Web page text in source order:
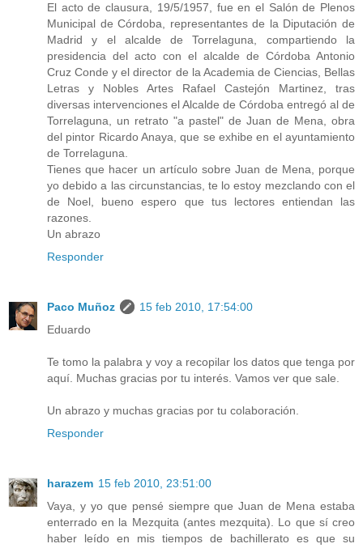
El acto de clausura, 19/5/1957, fue en el Salón de Plenos
Municipal de Córdoba, representantes de la Diputación de
Madrid y el alcalde de Torrelaguna, compartiendo la
presidencia del acto con el alcalde de Córdoba Antonio
Cruz Conde y el director de la Academia de Ciencias, Bellas
Letras y Nobles Artes Rafael Castejón Martinez, tras
diversas intervenciones el Alcalde de Córdoba entregó al de
Torrelaguna, un retrato "a pastel" de Juan de Mena, obra
del pintor Ricardo Anaya, que se exhibe en el ayuntamiento
de Torrelaguna.
Tienes que hacer un artículo sobre Juan de Mena, porque
yo debido a las circunstancias, te lo estoy mezclando con el
de Noel, bueno espero que tus lectores entiendan las
razones.
Un abrazo
Responder
Paco Muñoz
15 feb 2010, 17:54:00
Eduardo
Te tomo la palabra y voy a recopilar los datos que tenga por
aquí. Muchas gracias por tu interés. Vamos ver que sale.
Un abrazo y muchas gracias por tu colaboración.
Responder
harazem 15 feb 2010, 23:51:00
Vaya, y yo que pensé siempre que Juan de Mena estaba
enterrado en la Mezquita (antes mezquita). Lo que sí creo
haber leído en mis tiempos de bachillerato es que su